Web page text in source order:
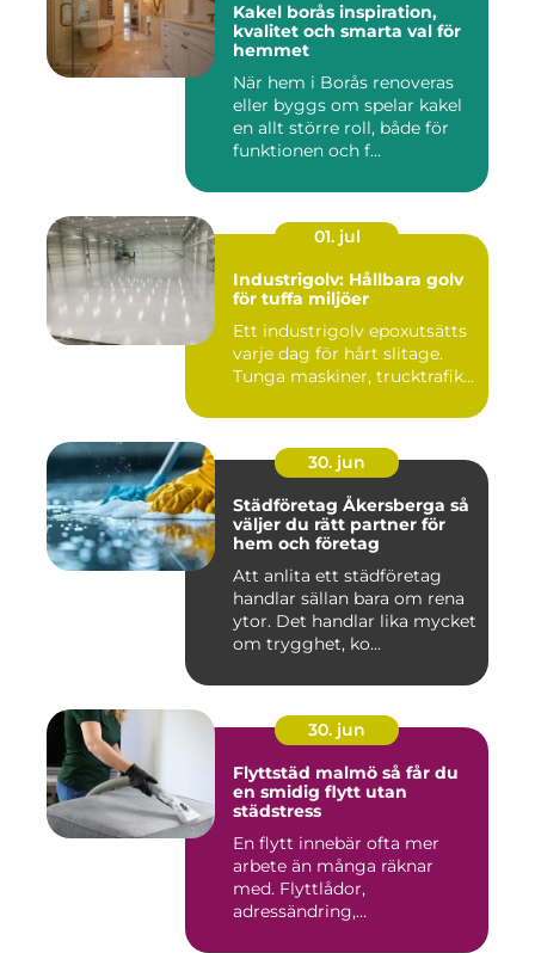
Kakel borås inspiration,
kvalitet och smarta val för
hemmet
När hem i Borås renoveras
eller byggs om spelar kakel
en allt större roll, både för
funktionen och f...
01. jul
Industrigolv: Hållbara golv
för tuffa miljöer
Ett industrigolv epoxutsätts
varje dag för hårt slitage.
Tunga maskiner, trucktrafik...
30. jun
Städföretag Åkersberga så
väljer du rätt partner för
hem och företag
Att anlita ett städföretag
handlar sällan bara om rena
ytor. Det handlar lika mycket
om trygghet, ko...
30. jun
Flyttstäd malmö så får du
en smidig flytt utan
städstress
En flytt innebär ofta mer
arbete än många räknar
med. Flyttlådor,
adressändring,